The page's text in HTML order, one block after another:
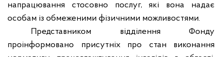
напрацювання стосовно послуг, які вона надає
особам із обмеженими фізичними можливостями.
Представником відділення Фонду
проінформовано присутніх про стан виконання